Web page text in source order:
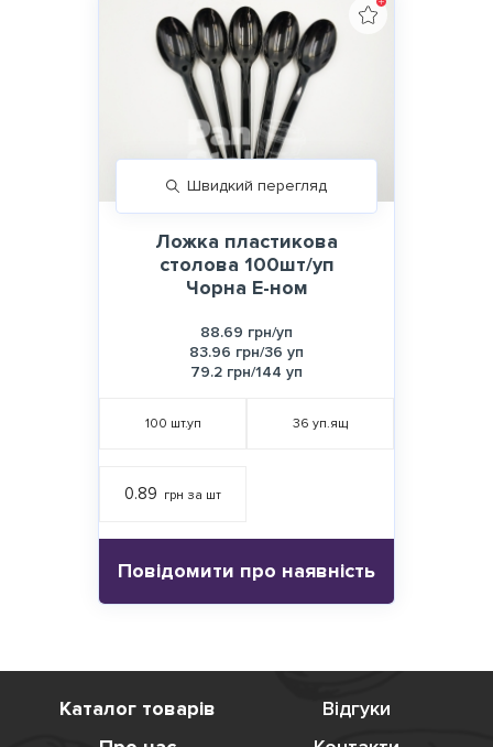
Швидкий перегляд
Ложка пластикова
столова 100шт/уп
Чорна Е-ном
88.69 грн/уп
83.96 грн/36 уп
79.2 грн/144 уп
100 шт.уп 36 уп.ящ
0.89 грн за шт
Повідомити про наявність
Каталог товарів
Відгуки